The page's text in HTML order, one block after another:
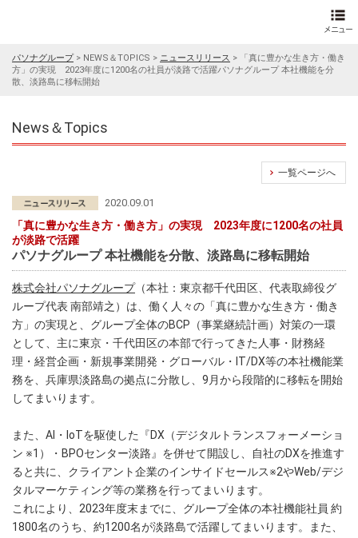
パソナグループ> NEWS＆TOPICS > ニュースリリース >
「真に豊かな生き方・働き
方」の実現 2023年度に1200名の社員が淡路で活躍パソナグループ 本社機能を分
散、淡路島に移転開始
News＆Topics
一覧ページへ
2020.09.01
「真に豊かな生き方・働き方」の実現 2023年度に1200名の社員
が淡路で活躍
パソナグループ 本社機能を分散、淡路島に移転開始
株式会社パソナグループ（本社：東京都千代田区、代表取締役グ
ループ代表 南部靖之）は、働く人々の「真に豊かな生き方・働き
方」の実現と、グループ全体のBCP（事業継続計画）対策の一環
として、主に東京・千代田区の本部で行ってきた人事・財務経
理・経営企画・新規事業開発・グローバル・IT/DX等の本社機能業
務を、兵庫県淡路島の拠点に分散し、9月から段階的に移転を開始
してまいります。
また、AI・IoTを駆使した『DX（デジタルトランスフォーメーショ
ン ※1）・BPOセンター淡路』を併せて開設し、自社のDXを推進す
ると共に、クライアント企業のインサイドセールス※2やWeb/デジ
タルマーケティング等の業務を行ってまいります。
これにより、2023年度末までに、グループ全体の本社機能社員 約
1800名のうち、約1200名が淡路島で活躍してまいります。また、